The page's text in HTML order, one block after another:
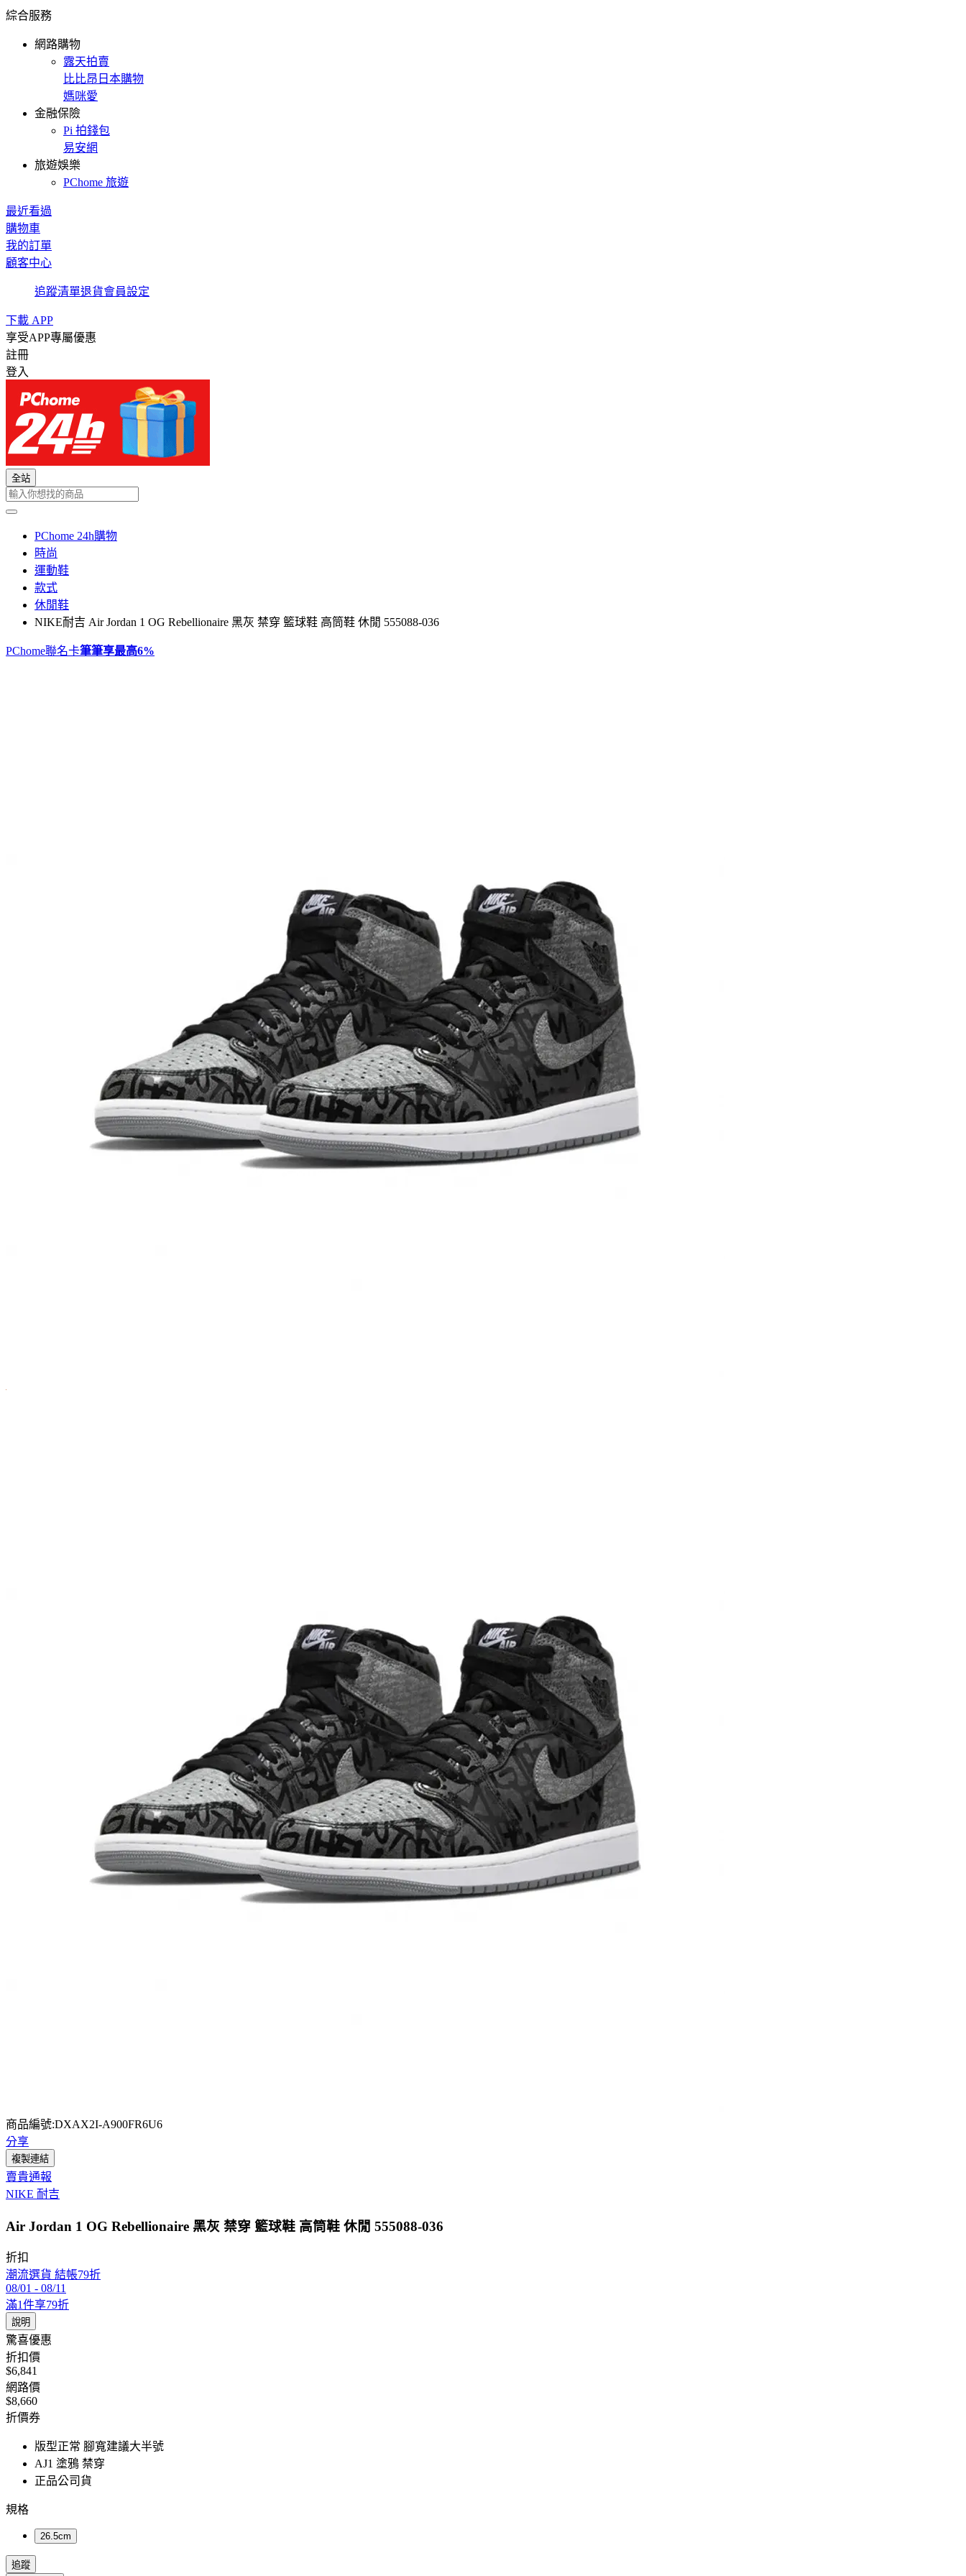
綜合服務
網路購物
露天拍賣
比比昂日本購物
媽咪愛
金融保險
Pi 拍錢包
易安網
旅遊娛樂
PChome 旅遊
最近看過
購物車
我的訂單
顧客中心
追蹤清單退貨會員設定
下載 APP
享受APP專屬優惠
註冊
登入
全站
PChome 24h購物
時尚
運動鞋
款式
休閒鞋
NIKE耐吉 Air Jordan 1 OG Rebellionaire 黑灰 禁穿 籃球鞋 高筒鞋 休閒 555088-036
PChome聯名卡筆筆享最高6%
商品編號:DXAX2I-A900FR6U6
分享
複製連結
賣貴通報
NIKE 耐吉
Air Jordan 1 OG Rebellionaire 黑灰 禁穿 籃球鞋 高筒鞋 休閒 555088-036
折扣
潮流選貨 結帳79折
08/01 - 08/11
滿1件享79折
說明
驚喜優惠
折扣價
$6,841
網路價
$8,660
折價券
版型正常 腳寬建議大半號
AJ1 塗鴉 禁穿
正品公司貨
規格
26.5cm
追蹤